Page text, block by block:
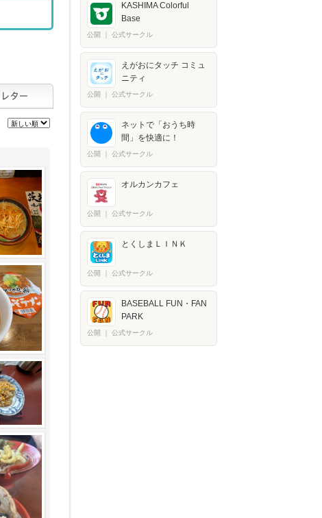
KASHIMA Colorful
Base
公開 公式サークル
えがおにタッチ コミュ
ニティ
公開 公式サークル
ネットで「おうち時
間」を快適に！
公開 公式サークル
オルカンカフェ
公開 公式サークル
とくしまＬＩＮＫ
公開 公式サークル
BASEBALL FUN・FAN
PARK
公開 公式サークル